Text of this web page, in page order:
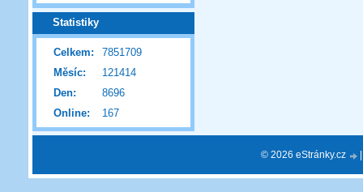
Statistiky
Online: 167
Celkem:
7851709
Měsíc:
121414
Den:
8696
© 2026 eStránky.cz